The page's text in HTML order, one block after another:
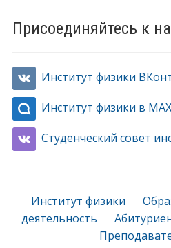
Присоединяйтесь к
Институт физики
Институт физики в MAX
Студенческий совет
Институт физики
деятельность